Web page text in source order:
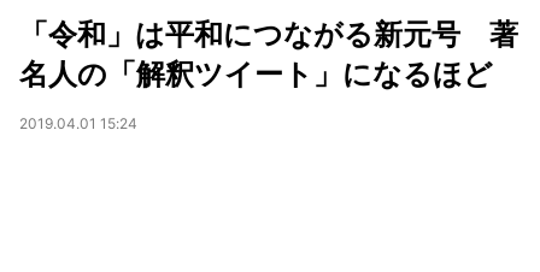
「令和」は平和につながる新元号 著
名人の「解釈ツイート」になるほど
2019.04.01 15:24